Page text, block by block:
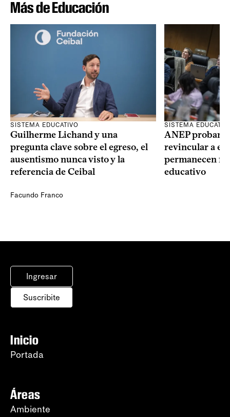
Más de Educación
SISTEMA EDUCATIVO
Guilherme Lichand y una
pregunta clave sobre el egreso, el
ausentismo nunca visto y la
referencia de Ceibal
Facundo Franco
SISTEMA
ANEP probará
revincular a
permanecen
educativo
Ingresar
Suscribite
Inicio
Portada
Áreas
Ambiente